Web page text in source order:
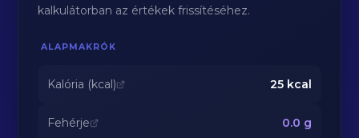
kalkulátorban az értékek frissítéséhez.
ALAPMAKRÓK
Kalória (kcal) 25kcal
Fehérje 0.0 g